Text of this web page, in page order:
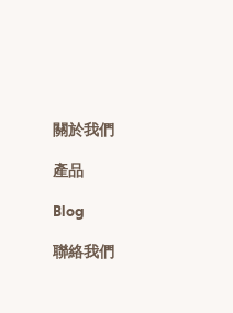
關於我們
產品
Blog
聯絡我們